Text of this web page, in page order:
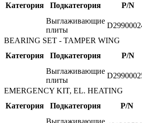
Категория
Подкатегория P/N
Выглаживающие
плиты
BEARING SET - TAMPER WING
Категория
Подкатегория P/N
Выглаживающие
плиты
EMERGENCY KIT, EL. HEATING
Категория
Подкатегория P/N
Выглаживающие